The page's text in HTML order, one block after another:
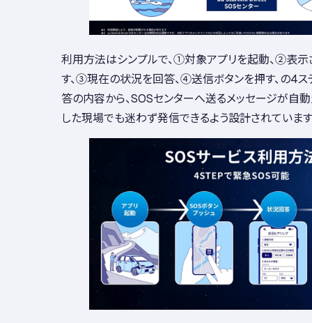
利用方法はシンプルで、①対象アプリを起動、②表示
す、③現在の状況を回答、④送信ボタンを押す、の4ス
答の内容から、SOSセンターへ送るメッセージが自
した現場でも迷わず発信できるよう設計されています